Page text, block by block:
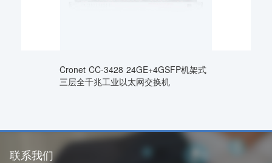
Cronet CC-3428 24GE+4GSFP机架式
三层全千兆工业以太网交换机
联系我们